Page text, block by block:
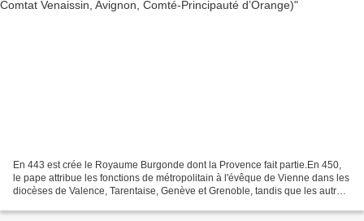
En 443 est crée le Royaume Burgonde dont la Provence fait partie.En 450,
le pape attribue les fonctions de métropolitain à l'évêque de Vienne dans les
diocèses de Valence, Tarentaise, Genève et Grenoble, tandis que les autres